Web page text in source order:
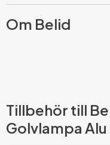
Om Belid
Tillbehör till
Golvlampa